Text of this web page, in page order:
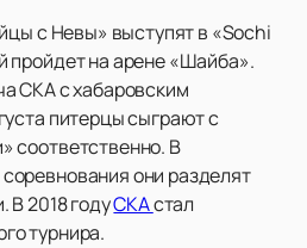
с Невы» выступят в «Sochi
пройдет на арене «Шайба».
СКА с хабаровским
питерцы сыграют с
соответственно. В
они разделят
В 2018 годуСКАстал
турнира.